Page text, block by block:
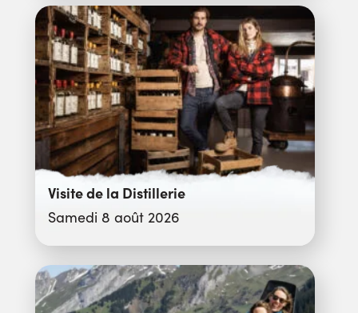
Visite de la Distillerie
Samedi 8 août 2026